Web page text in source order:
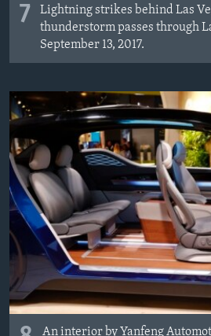
7
Lightning strikes behind Las
thunderstorm passes through
September 13, 2017.
An interior by Yanfeng